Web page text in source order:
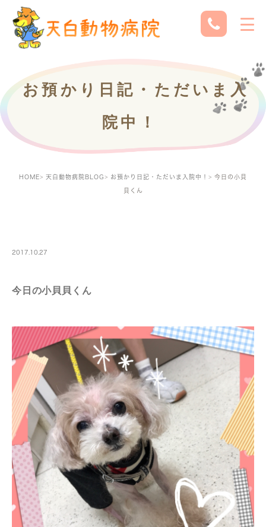
お預かり日記・ただいま入
院中！
HOME 天白動物病院BLOG お預かり日記・ただいま入院中！ 今日の小貝
貝くん
2017.10.27
今日の小貝貝くん